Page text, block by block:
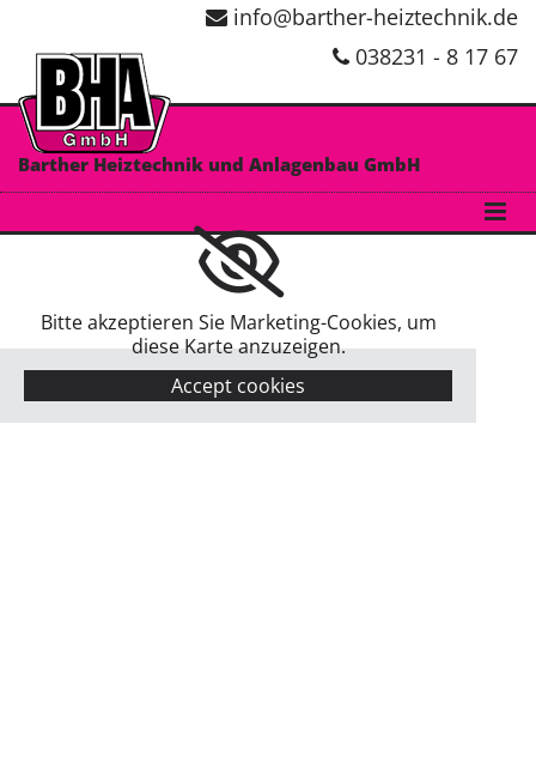
Zum Inhalt springen info@barther-heiztechnik.de
 038231 - 8 17 67
Barther Heiztechnik und Anlagenbau GmbH
Bitte akzeptieren Sie Marketing-Cookies, um
diese Karte anzuzeigen.
Accept cookies